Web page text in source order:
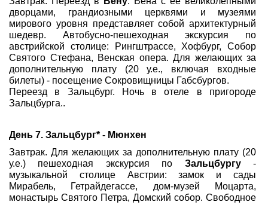
дворцами, грандиозными церквями и музеями
мирового уровня представляет собой архитектурный
шедевр. Автобусно-пешеходная экскурсия по
австрийской столице: Рингштрассе, Хофбург, Собор
Святого Стефана, Венская опера. Для желающих за
дополнительную плату (20 у.е., включая входные
билеты) - посещение Сокровищницы Габсбургов.
Переезд в Зальцбург. Ночь в отеле в пригороде
Зальцбурга..
День 7. Зальцбург* - Мюнхен
Завтрак. Для желающих за дополнительную плату (20
у.е.) пешеходная экскурсия по Зальцбургу-
музыкальной столице Австрии: замок и сады
Мирабель, Гетрайдегассе, дом-музей Моцарта,
монастырь Святого Петра, Домский собор. Свободное